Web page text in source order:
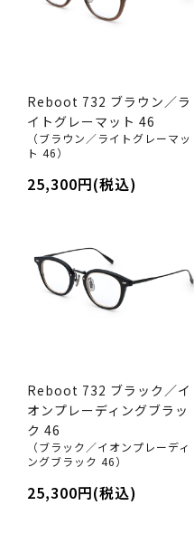
Reboot 732 ブラウン／ラ
イトグレーマット 46
（ブラウン／ライトグレーマッ
ト 46）
25,300円(税込)
Reboot 732 ブラック／イ
オンプレーディングブラッ
ク 46
（ブラック／イオンプレーディ
ングブラック 46）
25,300円(税込)